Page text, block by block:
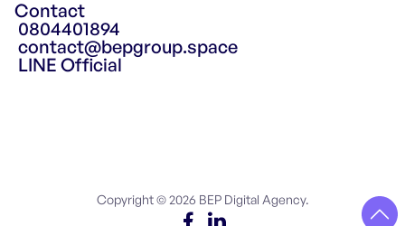
Contact
0804401894
contact@bepgroup.space
LINE Official
Copyright © 2026 BEP Digital Agency.